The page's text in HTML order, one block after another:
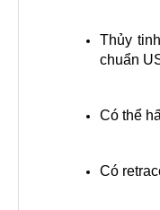
Thủy
chuẩn
Có thể
Có